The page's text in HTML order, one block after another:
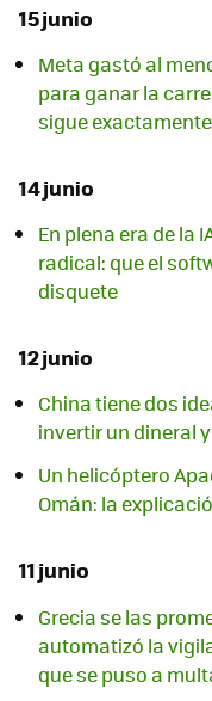
15 junio
Meta gastó al
para ganar la
sigue
14 junio
En plena era de la
radical: que el
disquete
12 junio
China tiene dos
invertir un dineral
Un helicóptero
Omán: la
11 junio
Grecia se las
automatizó la
que se puso a